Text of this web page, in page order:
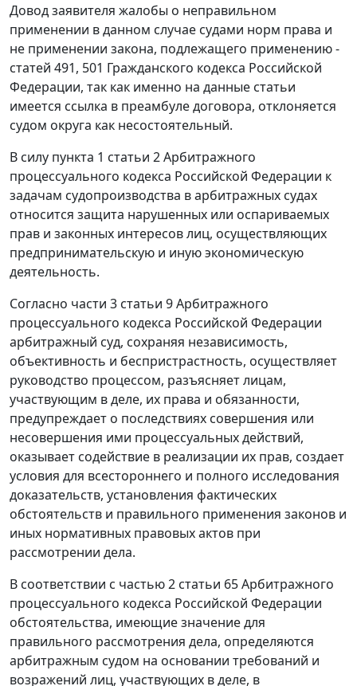
Довод заявителя жалобы о неправильном
применении в данном случае судами норм права и
не применении закона, подлежащего применению -
статей 491, 501 Гражданского кодекса Российской
Федерации, так как именно на данные статьи
имеется ссылка в преамбуле договора, отклоняется
судом округа как несостоятельный.
В силу пункта 1 статьи 2Арбитражного
процессуального кодекса Российской Федерации к
задачам судопроизводства в арбитражных судах
относится защита нарушенных или оспариваемых
прав и законных интересов лиц, осуществляющих
предпринимательскую и иную экономическую
деятельность.
Согласно части 3 статьи 9Арбитражного
процессуального кодекса Российской Федерации
арбитражный суд, сохраняя независимость,
объективность и беспристрастность, осуществляет
руководство процессом, разъясняет лицам,
участвующим в деле, их права и обязанности,
предупреждает о последствиях совершения или
несовершения ими процессуальных действий,
оказывает содействие в реализации их прав, создает
условия для всестороннего и полного исследования
доказательств, установления фактических
обстоятельств и правильного применения законов и
иных нормативных правовых актов при
рассмотрении дела.
В соответствии с частью 2 статьи 65Арбитражного
процессуального кодекса Российской Федерации
обстоятельства, имеющие значение для
правильного рассмотрения дела, определяются
арбитражным судом на основании требований и
возражений лиц, участвующих в деле, в